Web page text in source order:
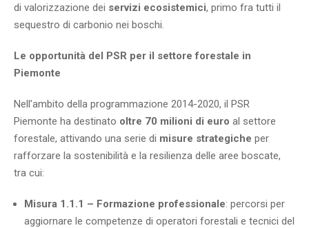
di valorizzazione dei servizi ecosistemici, primo fra tutti il
sequestro di carbonio nei boschi.
Le opportunità del PSR per il settore forestale in
Piemonte
Nell’ambito della programmazione 2014-2020, il PSR
Piemonte ha destinato oltre 70 milioni di euro al settore
forestale, attivando una serie di misure strategiche per
rafforzare la sostenibilità e la resilienza delle aree boscate,
tra cui:
Misura 1.1.1 – Formazione professionale: percorsi per
aggiornare le competenze di operatori forestali e tecnici del